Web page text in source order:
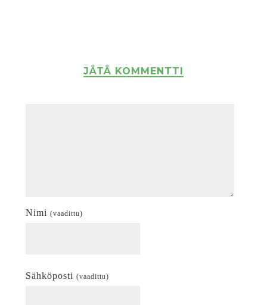
JÄTÄ KOMMENTTI
Nimi (vaadittu)
Sähköposti (vaadittu)